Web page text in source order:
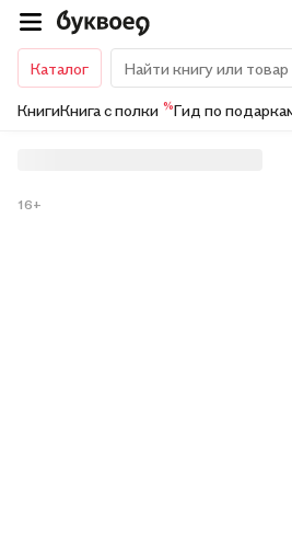
Каталог
КнигиКнига с полки %Гид по
16+